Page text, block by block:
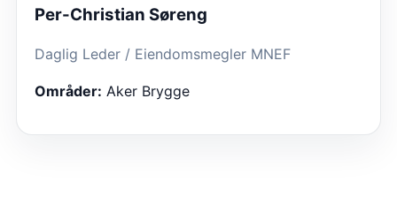
Per-Christian Søreng
Daglig Leder / Eiendomsmegler MNEF
Områder: Aker Brygge